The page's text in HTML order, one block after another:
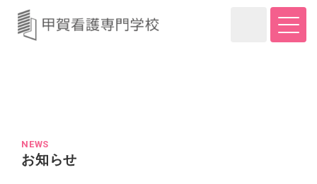
NEWS
お知らせ